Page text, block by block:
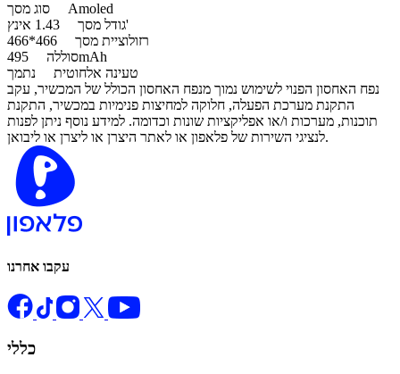
סוג מסך Amoled
גודל מסך1.43 אינץ'
רזולוציית מסך
סוללה495mAh
טעינה אלחוטית נתמך
נפח האחסון הפנוי לשימוש נמוך מנפח האחסון הכולל של המכשיר, עקב
התקנת מערכת הפעלה, חלוקה למחיצות פנימיות במכשיר, התקנת
תוכנות, מערכות ו/או אפליקציות שונות וכדומה. למידע נוסף ניתן לפנות
לנציגי השירות של פלאפון או לאתר היצרן או ליצרן או ליבואן.
עקבו אחרנו
כללי